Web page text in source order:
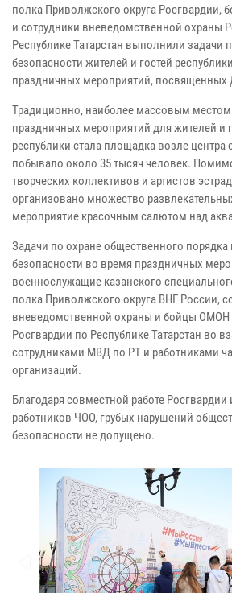
полка Приволжского округа Росгвардии,
и сотрудники вневедомственной охраны
Республике Татарстан выполнили задачи
безопасности жителей и гостей
праздничных мероприятий,
Традиционно, наиболее массовым
праздничных мероприятий для жителей и
республики стала площадка возле центра
побывало около 35 тысяч человек.
творческих коллективов и артистов
организовано множество
мероприятие красочным салютом над
Задачи по охране общественного
безопасности во время праздничных
военнослужащие казанского
полка Приволжского округа ВНГ России,
вневедомственной охраны и бойцы ОМОН
Росгвардии по Республике Татарстан во
сотрудниками МВД по РТ и работниками
организаций.
Благодаря совместной работе
работников ЧОО, грубых нарушений
безопасности не допущено.